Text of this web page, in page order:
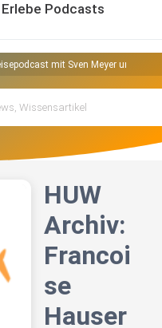
Erlebe Podcasts
mit Sven Meyer und
HUW
Archiv:
Francoi
se
Hauser